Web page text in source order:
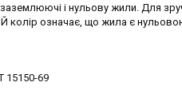
і нульову жили. Для
колір означає, що жила є
15150-69